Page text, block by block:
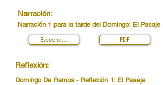
Narración:
Narración 1 para la tarde del Domingo: El Pasaje
Escucha... PDF
Reflexión:
Domingo De Ramos - Reflexión 1: El Pasaje